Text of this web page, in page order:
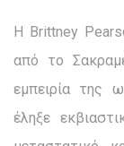
Η Brittney
από το
εμπειρία της
έληξε